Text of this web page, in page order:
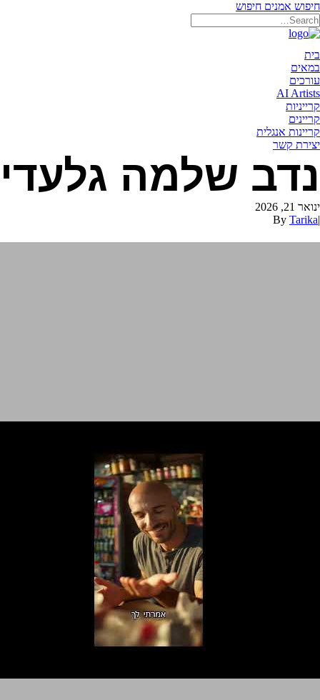
חיפוש אמנים חיפוש
בית
במאים
עורכים
AI Artists
קרייניות
קריינים
קריינות אנגלית
יצירת קשר
נדב שלמה גלעדי
ינואר 21, 2026
|
By Tarika